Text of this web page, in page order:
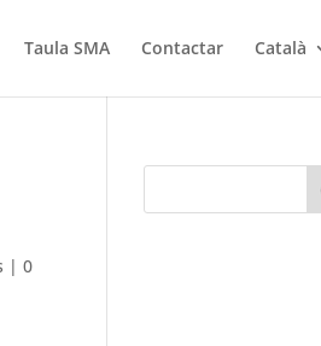
Taula SMA Contactar Català
|0